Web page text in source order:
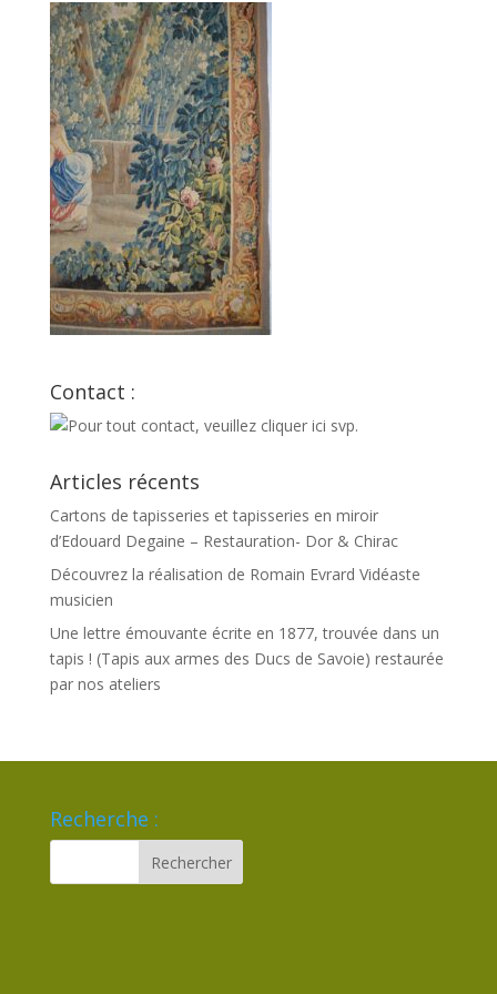
Contact :
Articles récents
Cartons de tapisseries et tapisseries en miroir
d’Edouard Degaine – Restauration- Dor & Chirac
Découvrez la réalisation de Romain Evrard Vidéaste
musicien
Une lettre émouvante écrite en 1877, trouvée dans un
tapis ! (Tapis aux armes des Ducs de Savoie) restaurée
par nos ateliers
Recherche :